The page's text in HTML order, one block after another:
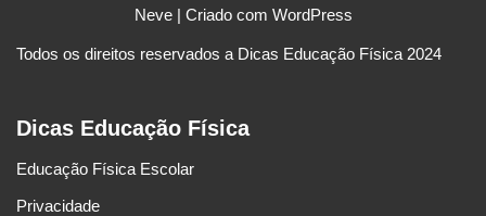
Neve| Criado com WordPress
Todos os direitos reservados a Dicas Educação Física 2024
Dicas Educação Física
Educação Física Escolar
Privacidade